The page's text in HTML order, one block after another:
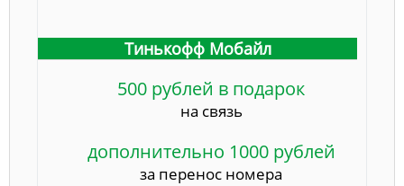
Тинькофф Мобайл
500 рублей в подарок
на связь
дополнительно 1000 рублей
за перенос номера